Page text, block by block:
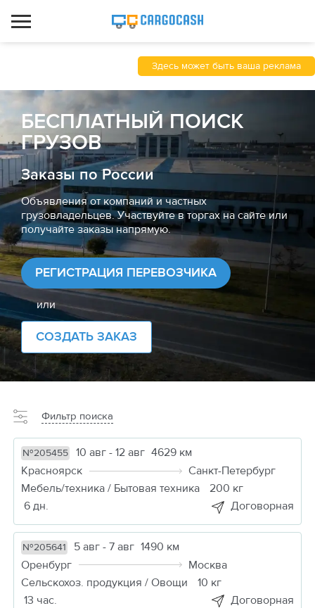
Здесь может быть ваша реклама
БЕСПЛАТНЫЙ ПОИСК
ГРУЗОВ
Заказы по России
Объявления от компаний и частных
грузовладельцев. Участвуйте в торгах на сайте или
получайте заказы напрямую.
РЕГИСТРАЦИЯ ПЕРЕВОЗЧИКА
или
СОЗДАТЬ ЗАКАЗ
Фильтр поиска
№205455 10 авг - 12 авг 4629 км
Красноярск
Санкт-Петербург
Мебель/техника / Бытовая техника
200 кг
6 дн.
Договорная
№205641 5 авг - 7 авг 1490 км
Оренбург
Москва
Сельскохоз. продукция / Овощи
10 кг
13 час.
Договорная